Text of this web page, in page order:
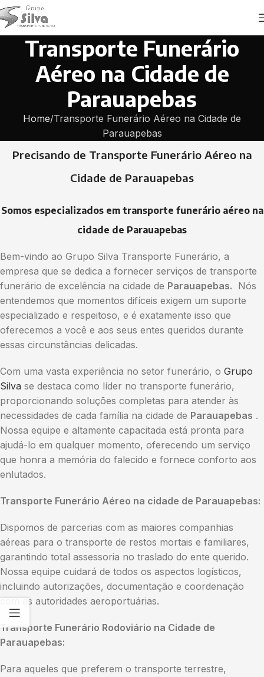
Transporte Funerário
Aéreo na Cidade de
Parauapebas
Home Transporte Funerário Aéreo na Cidade de
Parauapebas
Precisando de Transporte Funerário Aéreo na
Cidade de Parauapebas
Somos especializados em transporte funerário aéreo na
cidade de Parauapebas
Bem-vindo ao Grupo Silva Transporte Funerário, a
empresa que se dedica a fornecer serviços de transporte
funerário de excelência na cidade de Parauapebas. Nós
entendemos que momentos difíceis exigem um suporte
especializado e respeitoso, e é exatamente isso que
oferecemos a você e aos seus entes queridos durante
essas circunstâncias delicadas.
Com uma vasta experiência no setor funerário, o Grupo
Silva se destaca como líder no transporte funerário,
proporcionando soluções completas para atender às
necessidades de cada família na cidade de Parauapebas .
Nossa equipe e altamente capacitada está pronta para
ajudá-lo em qualquer momento, oferecendo um serviço
que honra a memória do falecido e fornece conforto aos
enlutados.
Transporte Funerário Aéreo na cidade de Parauapebas:
Dispomos de parcerias com as maiores companhias
aéreas para o transporte de restos mortais e familiares,
garantindo total assessoria no traslado do ente querido.
Nossa equipe cuidará de todos os aspectos logísticos,
incluindo autorizações, documentação e coordenação
com as autoridades aeroportuárias.
Transporte Funerário Rodoviário na Cidade de
Parauapebas:
Para aqueles que preferem o transporte terrestre,